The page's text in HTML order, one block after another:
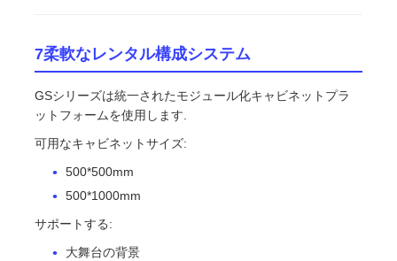
7柔軟なレンタル構成システム
GSシリーズは統一されたモジュール化キャビネットプラ
ットフォームを使用します.
可用なキャビネットサイズ:
500*500mm
500*1000mm
サポートする:
大舞台の背景